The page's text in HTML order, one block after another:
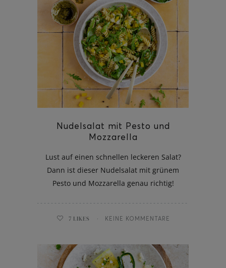
Nudelsalat mit Pesto und
Mozzarella
Lust auf einen schnellen leckeren Salat?
Dann ist dieser Nudelsalat mit grünem
Pesto und Mozzarella genau richtig!
7 LIKES KEINE KOMMENTARE